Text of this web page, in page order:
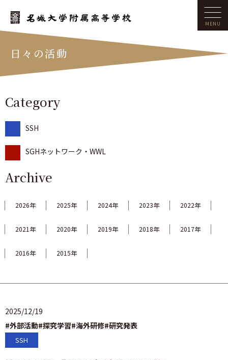
日々の活動
Category
SSH
SGHネットワーク・WWL
Archive
2026年 2025年 2024年 2023年 2022年
2021年 2020年 2019年 2018年 2017年
2016年 2015年
SSH
2025/12/19
#外部活動#探究学習#海外研修#研究発表